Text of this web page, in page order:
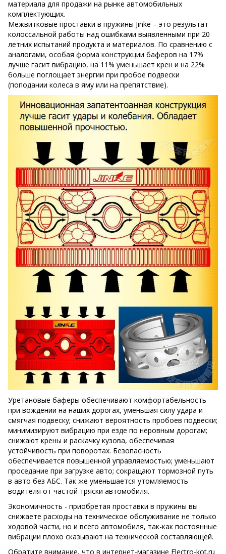
материала для продажи на рынке автомобильных
комплектующих.
Межвитковые проставки в пружины Jinke – это результат
колоссальной работы над ошибками выявленными при 20
летних испытаний продукта и материалов. По сравнению с
аналогами, особая форма конструкции баферов на 17%
лучше гасит вибрацию, на 11% уменьшает крен и на 22%
больше поглощает энергии при пробое подвески
(поподании колеса в яму или на препятствие).
Уретановые баферы обеспечивают комфортабельность
при вождении на наших дорогах, уменьшая силу удара и
смягчая подвеску; снижают вероятность пробоев подвески;
минимизируют вибрацию при езде по неровным дорогам;
снижают крены и раскачку кузова, обеспечивая
устойчивость при поворотах. Безопасность
обеспечивается повышенной управляемостью; уменьшают
проседание при загрузке авто; сокращают тормозной путь
в авто без АБС. Так же уменьшается утомляемость
водителя от частой тряски автомобиля.
Экономичность - приобретая проставки в пружины вы
снижаете расходы на техническое обслуживание не только
ходовой части, но и всего автомобиля, так-как постоянные
вибрации плохо сказывают на технической составляющей.
Обратите внимание, что в интернет-магазине Electro-kot.ru